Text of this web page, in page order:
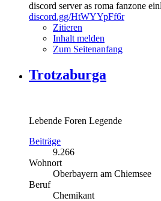
discord server as roma fanzone
discord.gg/HtWYYpFf6r
Zitieren
Inhalt melden
Zum Seitenanfang
Trotzaburga
Lebende Foren Legende
Beiträge
9.266
Wohnort
Oberbayern am Chiemsee
Beruf
Chemikant